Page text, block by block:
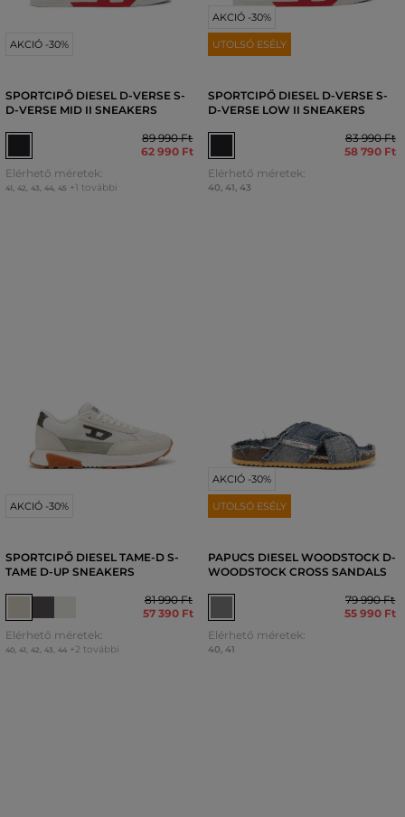
AKCIÓ -30%
SPORTCIPŐ DIESEL D-VERSE S-
D-VERSE MID II SNEAKERS
89 990 Ft
62 990 Ft
Elérhető méretek:
41 42 43 44, 45 +1 további
AKCIÓ -30%
UTOLSÓ ESÉLY
SPORTCIPŐ DIESEL D-VERSE S-
D-VERSE LOW II SNEAKERS
83 990 Ft
58 790 Ft
Elérhető méretek:
40, 41, 43
AKCIÓ -30%
SPORTCIPŐ DIESEL TAME-D S-
TAME D-UP SNEAKERS
81 990 Ft
57 390 Ft
Elérhető méretek:
40, 41 42 43 44 +2 további
AKCIÓ -30%
UTOLSÓ ESÉLY
PAPUCS DIESEL WOODSTOCK D-
WOODSTOCK CROSS SANDALS
79 990 Ft
55 990 Ft
Elérhető méretek:
40, 41